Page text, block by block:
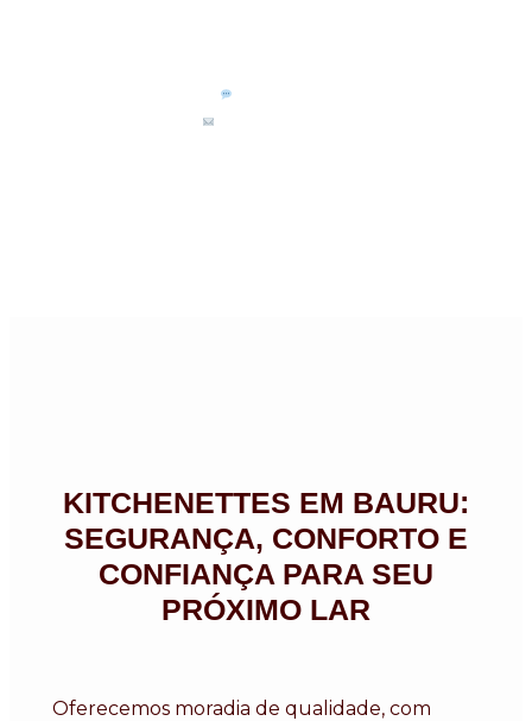
KITCHENETTES EM BAURU:
SEGURANÇA, CONFORTO E
CONFIANÇA PARA SEU
PRÓXIMO LAR
Oferecemos moradia de qualidade, com